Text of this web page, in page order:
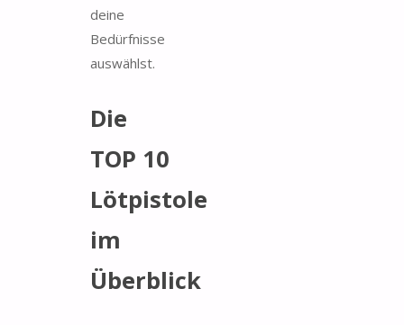
deine
Bedürfnisse
auswählst.
Die
TOP 10
Lötpistole
im
Überblick